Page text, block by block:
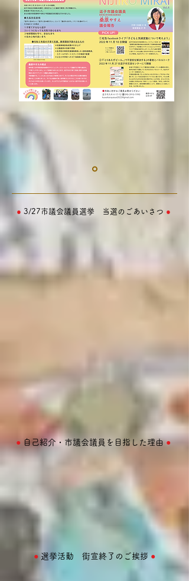
● 3/27市議会議員選挙 当選のごあいさつ ●
● 自己紹介・市議会議員を目指した理由●
● 選挙活動 街宣終了のご挨拶 ●